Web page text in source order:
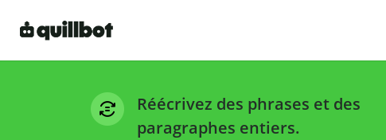
Réécrivez des phrases et des
paragraphes entiers.